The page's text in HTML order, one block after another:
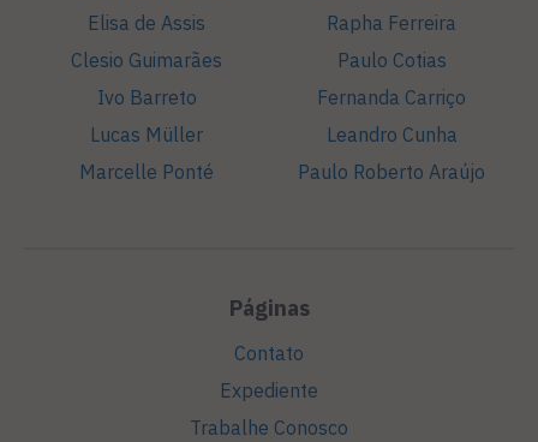
Elisa de Assis
Clesio Guimarães
Ivo Barreto
Lucas Müller
Marcelle Ponté
Rapha Ferreira
Paulo Cotias
Fernanda Carriço
Leandro Cunha
Paulo Roberto Araújo
Páginas
Contato
Expediente
Trabalhe Conosco